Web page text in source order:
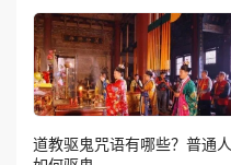
道教驱鬼咒语有哪些？普通人